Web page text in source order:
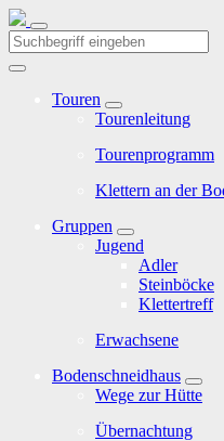
Touren
Tourenleitung
Tourenprogramm
Klettern an der
Gruppen
Jugend
Adler
Steinböcke
Klettertreff
Erwachsene
Bodenschneidhaus
Wege zur Hütte
Übernachtung